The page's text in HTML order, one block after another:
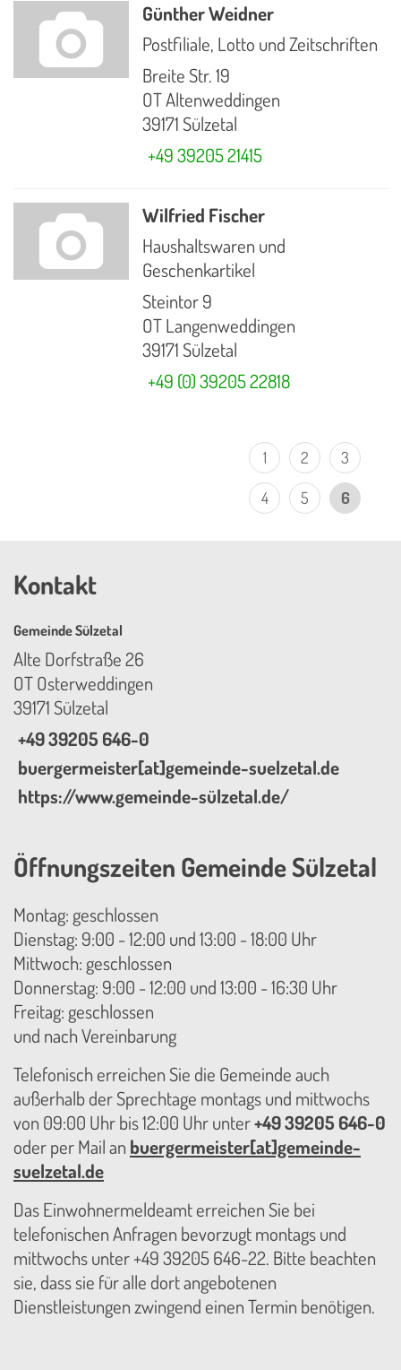
Günther Weidner
Postfiliale, Lotto und Zeitschriften
Breite Str. 19
OT Altenweddingen
39171 Sülzetal
+49 39205 21415
Wilfried Fischer
Haushaltswaren und
Geschenkartikel
Steintor 9
OT Langenweddingen
39171 Sülzetal
+49 (0) 39205 22818
1 2 3
4 5 6
Kontakt
Gemeinde Sülzetal
Alte Dorfstraße 26
OT Osterweddingen
39171 Sülzetal
+49 39205 646-0
buergermeister[at]gemeinde-suelzetal.de
https://www.gemeinde-sülzetal.de/
Öffnungszeiten Gemeinde Sülzetal
Montag: geschlossen
Dienstag: 9:00 - 12:00 und 13:00 - 18:00 Uhr
Mittwoch: geschlossen
Donnerstag: 9:00 - 12:00 und 13:00 - 16:30 Uhr
Freitag: geschlossen
und nach Vereinbarung
Telefonisch erreichen Sie die Gemeinde auch
außerhalb der Sprechtage montags und mittwochs
von 09:00 Uhr bis 12:00 Uhr unter+49 39205 646-0
oder per Mail an buergermeister[at]gemeinde-
suelzetal.de
Das Einwohnermeldeamt erreichen Sie bei
telefonischen Anfragen bevorzugt montags und
mittwochs unter +49 39205 646-22. Bitte beachten
sie, dass sie für alle dort angebotenen
Dienstleistungen zwingend einen Termin benötigen.